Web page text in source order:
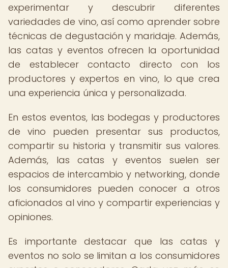
experimentar y descubrir diferentes
variedades de vino, así como aprender sobre
técnicas de degustación y maridaje. Además,
las catas y eventos ofrecen la oportunidad
de establecer contacto directo con los
productores y expertos en vino, lo que crea
una experiencia única y personalizada.
En estos eventos, las bodegas y productores
de vino pueden presentar sus productos,
compartir su historia y transmitir sus valores.
Además, las catas y eventos suelen ser
espacios de intercambio y networking, donde
los consumidores pueden conocer a otros
aficionados al vino y compartir experiencias y
opiniones.
Es importante destacar que las catas y
eventos no solo se limitan a los consumidores